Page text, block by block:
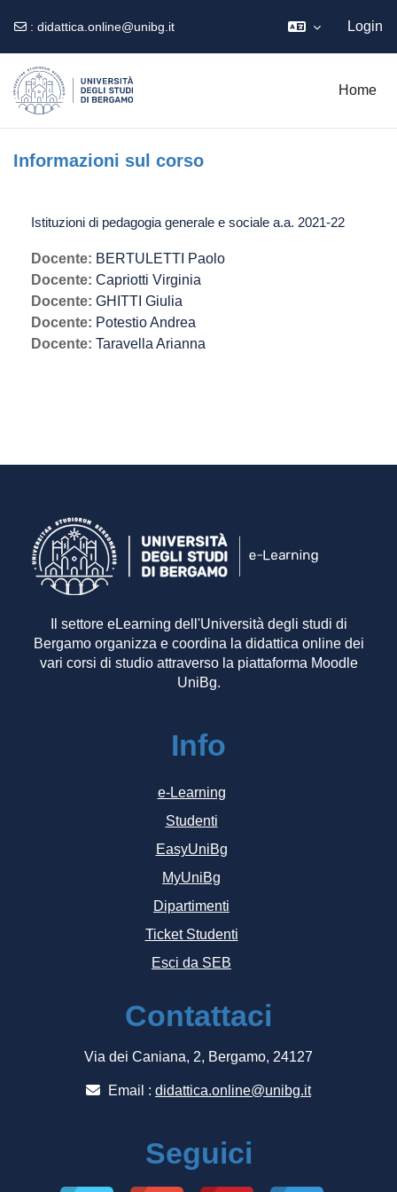
: didattica.online@unibg.it Login
Home
Informazioni sul corso
Istituzioni di pedagogia generale e sociale a.a. 2021-22
Docente: BERTULETTI Paolo
Docente: Capriotti Virginia
Docente: GHITTI Giulia
Docente: Potestio Andrea
Docente: Taravella Arianna
Il settore eLearning dell'Università degli studi di
Bergamo organizza e coordina la didattica online dei
vari corsi di studio attraverso la piattaforma Moodle
UniBg.
Info
e-Learning
Studenti
EasyUniBg
MyUniBg
Dipartimenti
Ticket Studenti
Esci da SEB
Contattaci
Via dei Caniana, 2, Bergamo, 24127
Email : didattica.online@unibg.it
Seguici